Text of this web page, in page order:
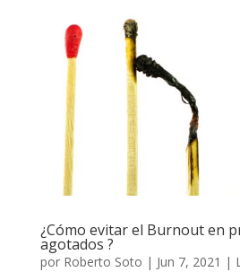
¿Cómo evitar el Burnout en
agotados ?
por Roberto Soto | Jun 7, 2021 |